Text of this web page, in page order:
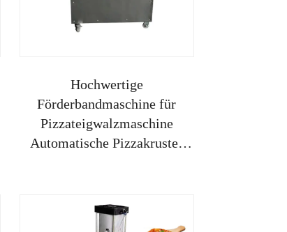
Hochwertige
Förderbandmaschine für
Pizzateigwalzmaschine
Automatische Pizzakruste-